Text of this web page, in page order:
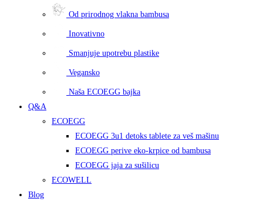
Od prirodnog vlakna bambusa
Inovativno
Smanjuje upotrebu plastike
Vegansko
Naša ECOEGG bajka
Q&A
ECOEGG
ECOEGG 3u1 detoks tablete za veš mašinu
ECOEGG perive eko-krpice od bambusa
ECOEGG jaja za sušilicu
ECOWELL
Blog